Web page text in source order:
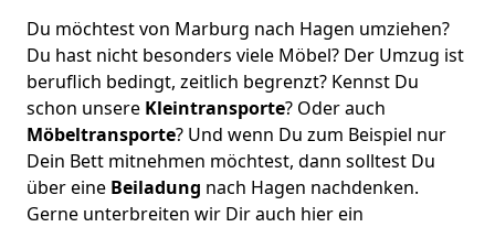
Du möchtest von Marburg nach Hagen umziehen?
Du hast nicht besonders viele Möbel? Der Umzug ist
beruflich bedingt, zeitlich begrenzt? Kennst Du
schon unsere Kleintransporte? Oder auch
Möbeltransporte? Und wenn Du zum Beispiel nur
Dein Bett mitnehmen möchtest, dann solltest Du
über eine Beiladung nach Hagen nachdenken.
Gerne unterbreiten wir Dir auch hier ein